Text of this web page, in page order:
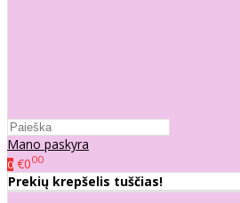
Mano paskyra
0 €000
Prekių krepšelis tuščias!